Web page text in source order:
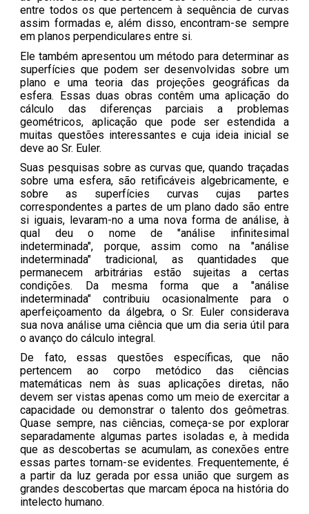
entre todos os que pertencem à sequência de curvas
assim formadas e, além disso, encontram-se sempre
em planos perpendiculares entre si.
Ele também apresentou um método para determinar as
superfícies que podem ser desenvolvidas sobre um
plano e uma teoria das projeções geográficas da
esfera. Essas duas obras contêm uma aplicação do
cálculo das diferenças parciais a problemas
geométricos, aplicação que pode ser estendida a
muitas questões interessantes e cuja ideia inicial se
deve ao Sr. Euler.
Suas pesquisas sobre as curvas que, quando traçadas
sobre uma esfera, são retificáveis algebricamente, e
sobre as superfícies curvas cujas partes
correspondentes a partes de um plano dado são entre
si iguais, levaram-no a uma nova forma de análise, à
qual deu o nome de "análise infinitesimal
indeterminada", porque, assim como na "análise
indeterminada" tradicional, as quantidades que
permanecem arbitrárias estão sujeitas a certas
condições. Da mesma forma que a "análise
indeterminada" contribuiu ocasionalmente para o
aperfeiçoamento da álgebra, o Sr. Euler considerava
sua nova análise uma ciência que um dia seria útil para
o avanço do cálculo integral.
De fato, essas questões específicas, que não
pertencem ao corpo metódico das ciências
matemáticas nem às suas aplicações diretas, não
devem ser vistas apenas como um meio de exercitar a
capacidade ou demonstrar o talento dos geômetras.
Quase sempre, nas ciências, começa-se por explorar
separadamente algumas partes isoladas e, à medida
que as descobertas se acumulam, as conexões entre
essas partes tornam-se evidentes. Frequentemente, é
a partir da luz gerada por essa união que surgem as
grandes descobertas que marcam época na história do
intelecto humano.